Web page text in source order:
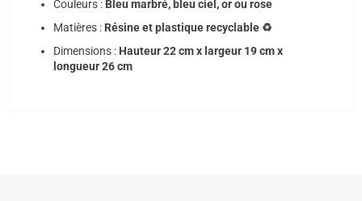
Couleurs : Bleu marbré, bleu ciel, or ou rose
Matières : Résine et plastique recyclable ♻️
Dimensions : Hauteur 22 cm x largeur 19 cm x
longueur 26 cm